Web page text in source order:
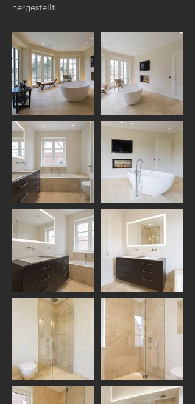
hergestellt.